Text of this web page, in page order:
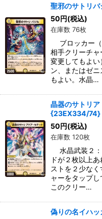
聖邪のサトリ
50 円(税込)
在庫数 76枚
ブロッカー（
相手クリーチ
変更してもよ
ン、またはゼ
もよい。水晶…
晶器のサトリア
{23EX334/74}
50 円(税込)
在庫数 120枚
水晶武装２：
ドが２枚以上
ストを２少な
ャーをタップ
このクリー…
偽りの名イハ